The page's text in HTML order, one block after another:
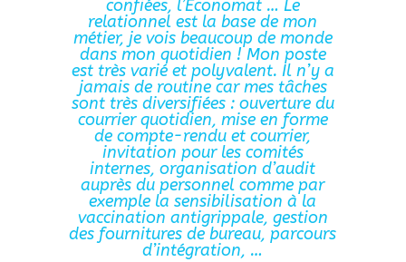
confiées, l’Economat … Le
relationnel est la base de mon
métier, je vois beaucoup de monde
dans mon quotidien ! Mon poste
est très varié et polyvalent. Il n’y a
jamais de routine car mes tâches
sont très diversifiées : ouverture du
courrier quotidien, mise en forme
de compte-rendu et courrier,
invitation pour les comités
internes, organisation d’audit
auprès du personnel comme par
exemple la sensibilisation à la
vaccination antigrippale, gestion
des fournitures de bureau, parcours
d’intégration, …